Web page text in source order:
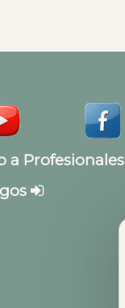
a Profesionales